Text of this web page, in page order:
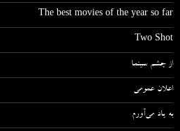
The best movies of the year so far
Two Shot
از چشم سینما
اعلان عمومی
به یاد می‌آورم